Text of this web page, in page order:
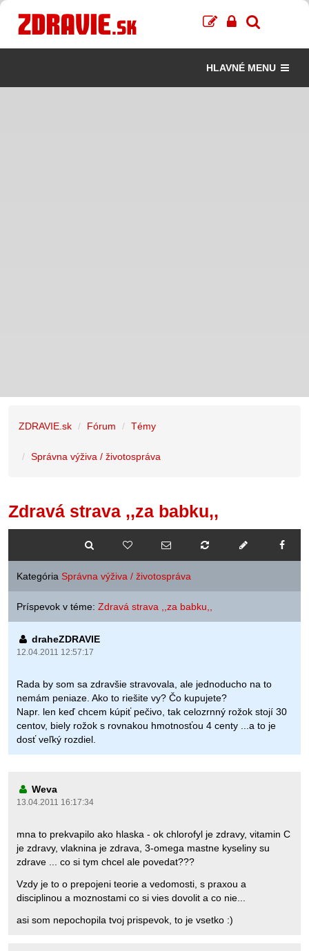
HLAVNÉ MENU
ZDRAVIE.sk Fórum Témy
Správna výživa / životospráva
Zdravá strava ,,za babku,,
Kategória Správna výživa / životospráva
Príspevok v téme: Zdravá strava ,,za babku,,
draheZDRAVIE
12.04.2011 12:57:17
Rada by som sa zdravšie stravovala, ale jednoducho na to
nemám peniaze. Ako to riešite vy? Čo kupujete?
Napr. len keď chcem kúpiť pečivo, tak celozrnný rožok stojí 30
centov, biely rožok s rovnakou hmotnosťou 4 centy ...a to je
dosť veľký rozdiel.
Weva
13.04.2011 16:17:34
mna to prekvapilo ako hlaska - ok chlorofyl je zdravy, vitamin C
je zdravy, vlaknina je zdrava, 3-omega mastne kyseliny su
zdrave ... co si tym chcel ale povedat???
Vzdy je to o prepojeni teorie a vedomosti, s praxou a
disciplinou a moznostami co si vies dovolit a co nie...
asi som nepochopila tvoj prispevok, to je vsetko :)